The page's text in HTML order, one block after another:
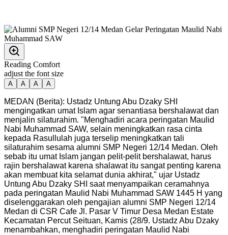
Reading Comfort
adjust the font size
A A A A
MEDAN (Berita): Ustadz Untung Abu Dzaky SHI
mengingatkan umat Islam agar senantiasa bershalawat dan
menjalin silaturahim. "Menghadiri acara peringatan Maulid
Nabi Muhammad SAW, selain meningkatkan rasa cinta
kepada Rasullulah juga terselip meningkatkan tali
silaturahim sesama alumni SMP Negeri 12/14 Medan. Oleh
sebab itu umat Islam jangan pelit-pelit bershalawat, harus
rajin bershalawat karena shalawat itu sangat penting karena
akan membuat kita selamat dunia akhirat," ujar Ustadz
Untung Abu Dzaky SHI saat menyampaikan ceramahnya
pada peringatan Maulid Nabi Muhammad SAW 1445 H yang
diselenggarakan oleh pengajian alumni SMP Negeri 12/14
Medan di CSR Cafe Jl. Pasar V Timur Desa Medan Estate
Kecamatan Percut Seituan, Kamis (28/9. Ustadz Abu Dzaky
menambahkan, menghadiri peringatan Maulid Nabi